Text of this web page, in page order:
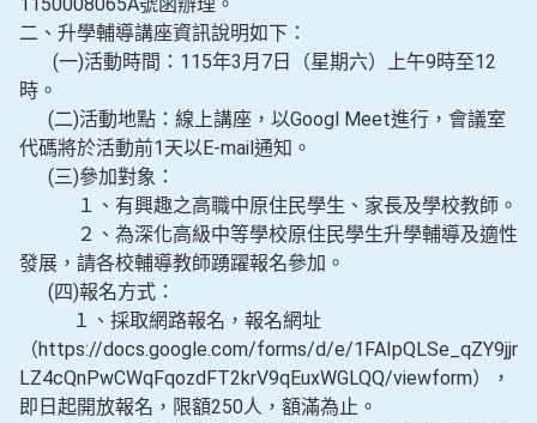
二、升學輔導講座資訊說明如下：
(一)活動時間：115年3月7日（星期六）上午9時至12
時。
(二)活動地點：線上講座，以Googl Meet進行，會議室
代碼將於活動前1天以E-mail通知。
(三)參加對象：
１、有興趣之高職中原住民學生、家長及學校教師。
２、為深化高級中等學校原住民學生升學輔導及適性
發展，請各校輔導教師踴躍報名參加。
(四)報名方式：
１、採取網路報名，報名網址
（https://docs.google.com/forms/d/e/
LZ4cQnPwCWqFqozdFT2krV9qEuxWGLQQ/viewform），
即日起開放報名，限額250人，額滿為止。